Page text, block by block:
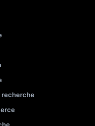
recherche